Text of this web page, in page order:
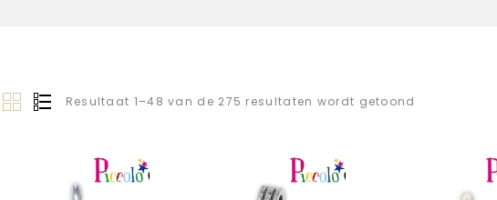
Resultaat 1–48 van de 275 resultaten wordt getoond